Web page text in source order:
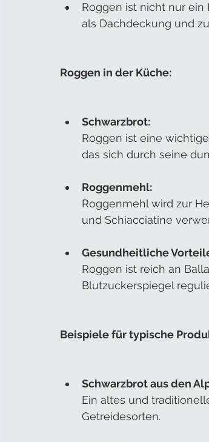
Roggen ist nicht nur
als Dachdeckung und
Roggen in der Küche:
Schwarzbrot:
Roggen ist eine
das sich durch seine
Roggenmehl:
Roggenmehl wird zur
und Schiacciatine
Gesundheitliche
Roggen ist reich an
Blutzuckerspiegel
Beispiele für typische
Schwarzbrot aus den
Ein altes und
Getreidesorten.